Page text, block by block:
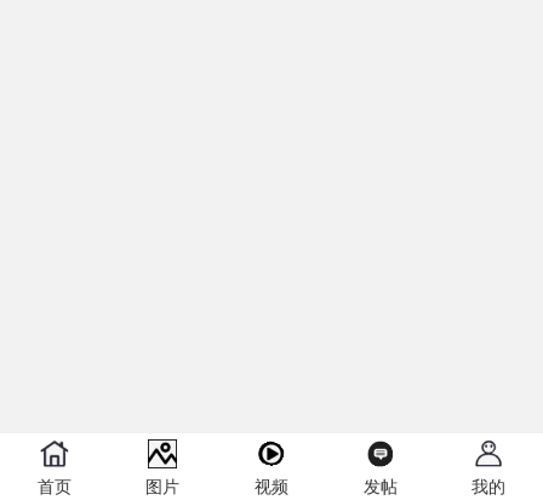
首页 图片 视频 发帖 我的